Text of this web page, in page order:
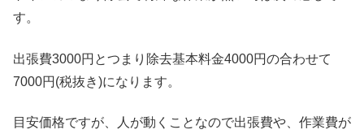
す。
出張費3000円とつまり除去基本料金4000円の合わせて
7000円(税抜き)になります。
目安価格ですが、人が動くことなので出張費や、作業費が